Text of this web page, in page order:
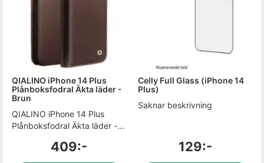
QIALINO iPhone 14 Plus
Plånboksfodral Äkta läder -
Brun
QIALINO iPhone 14 Plus
Plånboksfodral Äkta läder -...
409:-
Celly Full Glass (iPhone 14
Plus)
Saknar beskrivning
129:-